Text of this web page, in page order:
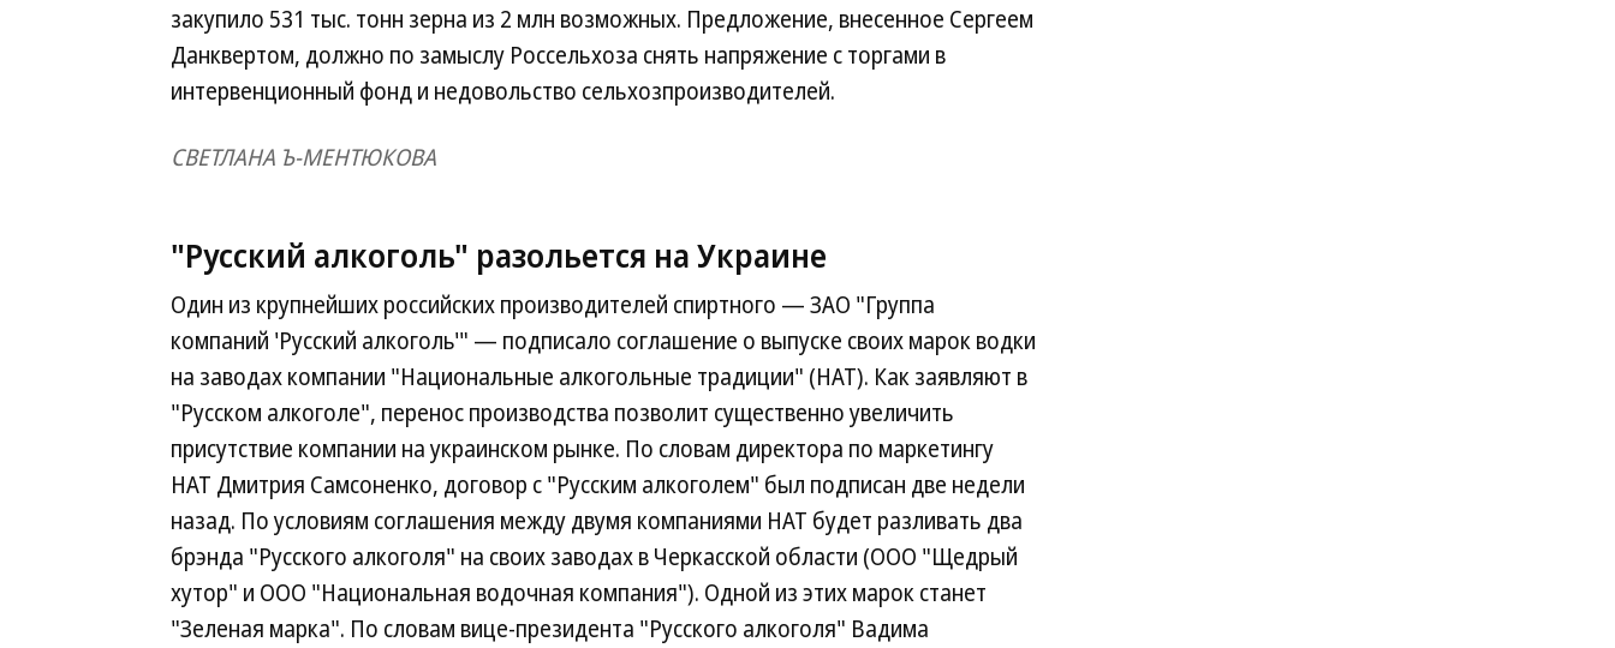
закупило 531 тыс. тонн зерна из 2 млн возможных. Предложение, внесенное Сергеем
Данквертом, должно по замыслу Россельхоза снять напряжение с торгами в
интервенционный фонд и недовольство сельхозпроизводителей.
СВЕТЛАНА Ъ-МЕНТЮКОВА
"Русский алкоголь" разольется на Украине
Один из крупнейших российских производителей спиртного — ЗАО "Группа
компаний 'Русский алкоголь'" — подписало соглашение о выпуске своих марок водки
на заводах компании "Национальные алкогольные традиции" (НАТ). Как заявляют в
"Русском алкоголе", перенос производства позволит существенно увеличить
присутствие компании на украинском рынке. По словам директора по маркетингу
НАТ Дмитрия Самсоненко, договор с "Русским алкоголем" был подписан две недели
назад. По условиям соглашения между двумя компаниями НАТ будет разливать два
брэнда "Русского алкоголя" на своих заводах в Черкасской области (ООО "Щедрый
хутор" и ООО "Национальная водочная компания"). Одной из этих марок станет
"Зеленая марка". По словам вице-президента "Русского алкоголя" Вадима